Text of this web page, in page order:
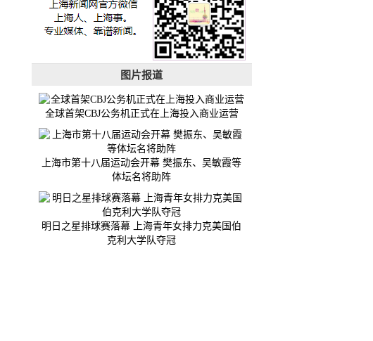
图片报道
全球首架CBJ公务机正式在上海投入商业运营
上海市第十八届运动会开幕 樊振东、吴敏霞等
体坛名将助阵
明日之星排球赛落幕 上海青年女排力克美国伯
克利大学队夺冠